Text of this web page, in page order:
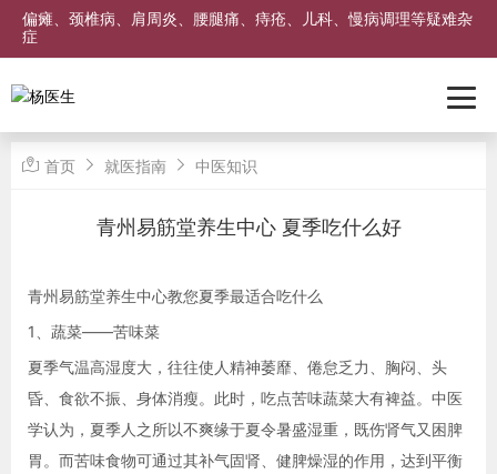
偏瘫、颈椎病、肩周炎、腰腿痛、痔疮、儿科、慢病调理等疑难杂
症
首页 就医指南 中医知识
青州易筋堂养生中心 夏季吃什么好
青州易筋堂养生中心教您夏季最适合吃什么
1、蔬菜——苦味菜
夏季气温高湿度大，往往使人精神萎靡、倦怠乏力、胸闷、头
昏、食欲不振、身体消瘦。此时，吃点苦味蔬菜大有裨益。中医
学认为，夏季人之所以不爽缘于夏令暑盛湿重，既伤肾气又困脾
胃。而苦味食物可通过其补气固肾、健脾燥湿的作用，达到平衡